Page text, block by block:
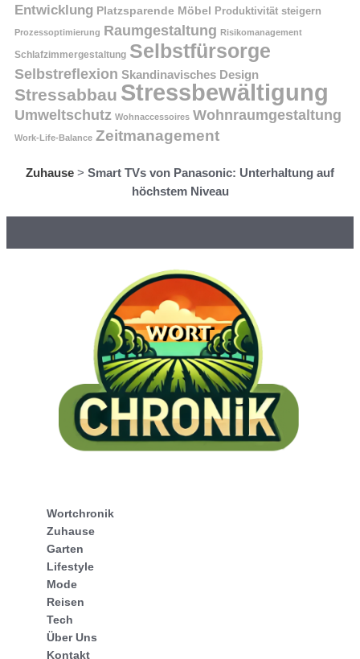
Entwicklung Platzsparende Möbel Produktivität steigern
Prozessoptimierung Raumgestaltung Risikomanagement
Schlafzimmergestaltung Selbstfürsorge
Selbstreflexion Skandinavisches Design
Stressabbau Stressbewältigung
Umweltschutz Wohnaccessoires Wohnraumgestaltung
Work-Life-Balance Zeitmanagement
Zuhause > Smart TVs von Panasonic: Unterhaltung auf
höchstem Niveau
Wortchronik
Zuhause
Garten
Lifestyle
Mode
Reisen
Tech
Über Uns
Kontakt